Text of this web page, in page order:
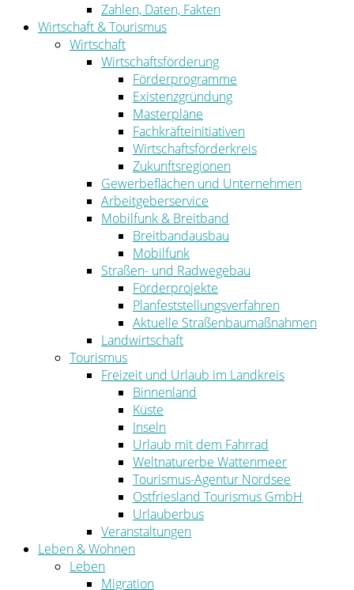
Zahlen, Daten, Fakten
Wirtschaft & Tourismus
Wirtschaft
Wirtschaftsförderung
Förderprogramme
Existenzgründung
Masterpläne
Fachkräfteinitiativen
Wirtschaftsförderkreis
Zukunftsregionen
Gewerbeflächen und Unternehmen
Arbeitgeberservice
Mobilfunk & Breitband
Breitbandausbau
Mobilfunk
Straßen- und Radwegebau
Förderprojekte
Planfeststellungsverfahren
Aktuelle Straßenbaumaßnahmen
Landwirtschaft
Tourismus
Freizeit und Urlaub im Landkreis
Binnenland
Küste
Inseln
Urlaub mit dem Fahrrad
Weltnaturerbe Wattenmeer
Tourismus-Agentur Nordsee
Ostfriesland Tourismus GmbH
Urlauberbus
Veranstaltungen
Leben & Wohnen
Leben
Migration